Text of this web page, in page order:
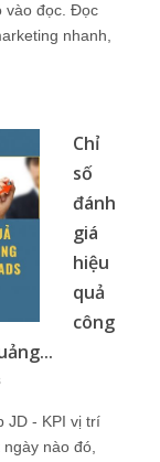
vào đọc. Đọc
nhanh,
Chỉ
số
đánh
giá
hiệu
quả
công
JD - KPI vị trí
nào đó,